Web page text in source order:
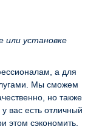
или установке
а для
Мы сможем
но также
вас есть отличный
этом сэкономить.